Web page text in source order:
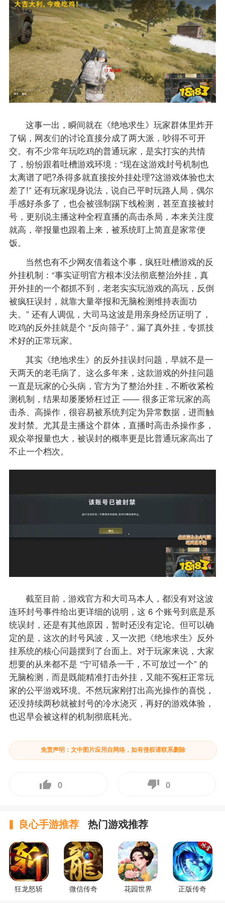
这事一出，瞬间就在《绝地求生》玩家群体里炸开
了锅，网友们的讨论直接分成了两大派，吵得不可开
交。有不少常年玩吃鸡的普通玩家，是实打实的共情
了，纷纷跟着吐槽游戏环境：“现在这游戏封号机制也
太离谱了吧?杀得多就直接按外挂处理?这游戏体验也太
差了!” 还有玩家现身说法，说自己平时玩路人局，偶尔
手感好杀多了，也会被强制踢下线检测，甚至直接被封
号，更别说主播这种全程直播的高击杀局，本来关注度
就高，举报量也跟着上来，被系统盯上简直是家常便
饭。
当然也有不少网友借着这个事，疯狂吐槽游戏的反
外挂机制：“事实证明官方根本没法彻底整治外挂，真
开外挂的一个都抓不到，老老实实玩游戏的高玩，反倒
被疯狂误封，就靠大量举报和无脑检测维持表面功
夫。” 还有人调侃，大司马这波是用亲身经历证明了，
吃鸡的反外挂就是个 “反向筛子”，漏了真外挂，专抓技
术好的正常玩家。
其实《绝地求生》的反外挂误封问题，早就不是一
天两天的老毛病了。这么多年来，这款游戏的外挂问题
一直是玩家的心头病，官方为了整治外挂，不断收紧检
测机制，结果却屡屡矫枉过正 —— 很多正常玩家的高
击杀、高操作，很容易被系统判定为异常数据，进而触
发封禁。尤其是主播这个群体，直播时高击杀操作多，
观众举报量也大，被误封的概率更是比普通玩家高出了
不止一个档次。
截至目前，游戏官方和大司马本人，都没有对这波
连环封号事件给出更详细的说明，这 6 个账号到底是系
统误封，还是有其他原因，暂时还没有定论。但可以确
定的是，这次的封号风波，又一次把《绝地求生》反外
挂系统的核心问题摆到了台面上。对于玩家来说，大家
想要的从来都不是 “宁可错杀一千，不可放过一个” 的
无脑检测，而是既能精准打击外挂，又能不冤枉正常玩
家的公平游戏环境。不然玩家刚打出高光操作的喜悦，
还没持续两秒就被封号的冷水浇灭，再好的游戏体验，
也迟早会被这样的机制彻底耗光。
免责声明：文中图片应用自网络，如有侵权请联系删除
0 0
良心手游推荐 热门游戏推荐
狂龙怒斩 微信传奇 花园世界 正版传奇